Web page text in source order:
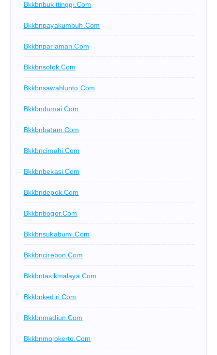
Bkkbnbukittinggi.com
Bkkbnpayakumbuh.com
Bkkbnpariaman.com
Bkkbnsolok.com
Bkkbnsawahlunto.com
Bkkbndumai.com
Bkkbnbatam.com
Bkkbncimahi.com
Bkkbnbekasi.com
Bkkbndepok.com
Bkkbnbogor.com
Bkkbnsukabumi.com
Bkkbncirebon.com
Bkkbntasikmalaya.com
Bkkbnkediri.com
Bkkbnmadiun.com
Bkkbnmojokerto.com